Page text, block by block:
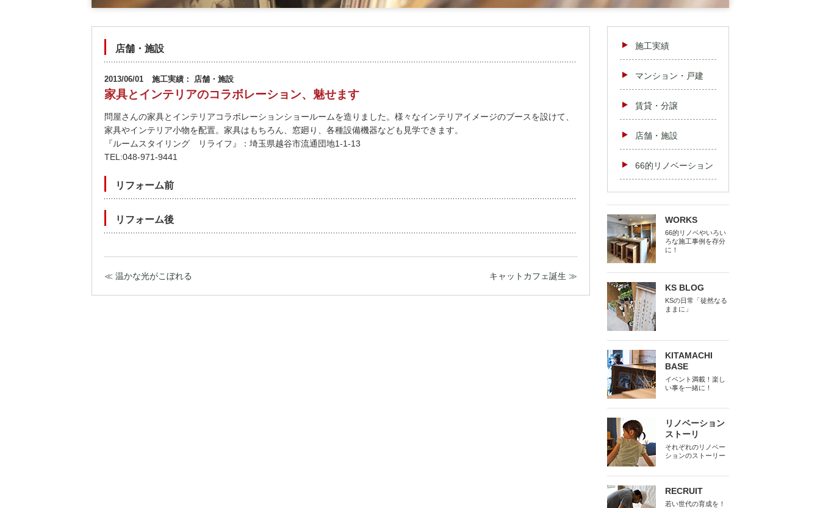
店舗・施設
2013/06/01 施工実績： 店舗・施設
家具とインテリアのコラボレーション、魅せます
問屋さんの家具とインテリアコラボレーションショールームを造りました。様々なインテリアイメージのブースを設けて、
家具やインテリア小物を配置。家具はもちろん、窓廻り、各種設備機器なども見学できます。
『ルームスタイリング リライフ』：埼玉県越谷市流通団地1-1-13
TEL:048-971-9441
リフォーム前
リフォーム後
キャットカフェ誕生 ≫
≪ 温かな光がこぼれる
施工実績
マンション・戸建
賃貸・分譲
店舗・施設
66的リノベーション
WORKS
66的リノベやいろい
ろな施工事例を存分
に！
KS BLOG
KSの日常「徒然なる
ままに」
KITAMACHI
BASE
イベント満載！楽し
い事を一緒に！
リノベーション
ストーリ
それぞれのリノベー
ションのストーリー
RECRUIT
若い世代の育成を！